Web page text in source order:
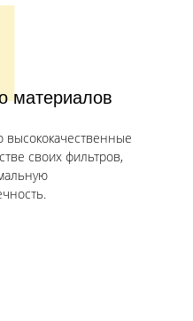
материалов
высококачественные
своих фильтров,